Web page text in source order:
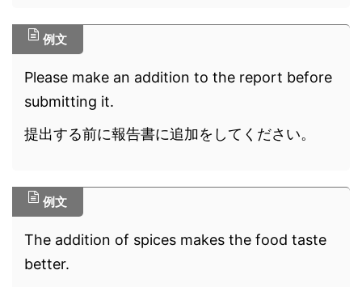
例文
Please make an addition to the report before
submitting it.
提出する前に報告書に追加をしてください。
例文
The addition of spices makes the food taste
better.